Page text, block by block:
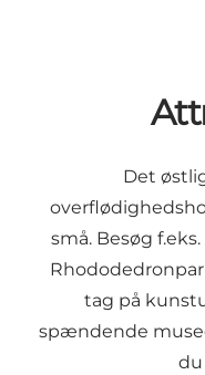
Det
små. Besøg
tag på
spændende